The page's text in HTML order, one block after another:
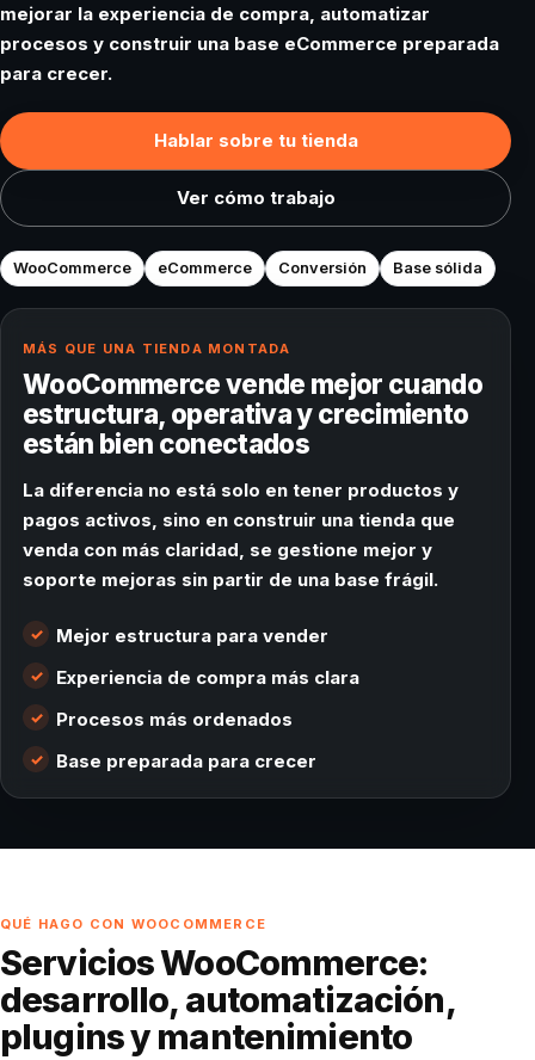
mejorar la experiencia de compra, automatizar
procesos y construir una base eCommerce preparada
para crecer.
Hablar sobre tu tienda
Ver cómo trabajo
WooCommerce eCommerce Conversión Base sólida
MÁS QUE UNA TIENDA MONTADA
WooCommerce vende mejor cuando
estructura, operativa y crecimiento
están bien conectados
La diferencia no está solo en tener productos y
pagos activos, sino en construir una tienda que
venda con más claridad, se gestione mejor y
soporte mejoras sin partir de una base frágil.
Mejor estructura para vender
Experiencia de compra más clara
Procesos más ordenados
Base preparada para crecer
QUÉ HAGO CON WOOCOMMERCE
Servicios WooCommerce:
desarrollo, automatización,
plugins y mantenimiento